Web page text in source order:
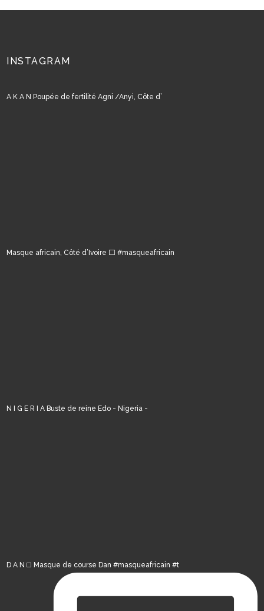
INSTAGRAM
A K A N Poupée de fertilité Agni /Anyi, Côte d’
Masque africain, Côté d’Ivoire ⬜️ #masqueafricain
N I G E R I A Buste de reine Edo - Nigeria -
D A N ◻️ Masque de course Dan #masqueafricain #t